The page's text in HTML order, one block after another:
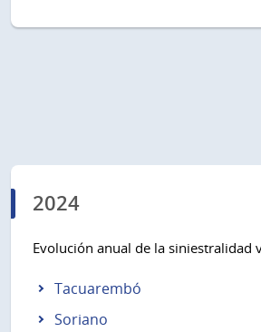
2024
Evolución anual de la siniestralidad
Tacuarembó
Soriano